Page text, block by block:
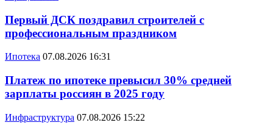
Первый ДСК поздравил строителей с
профессиональным праздником
Ипотека 07.08.2026 16:31
Платеж по ипотеке превысил 30% средней
зарплаты россиян в 2025 году
Инфраструктура 07.08.2026 15:22